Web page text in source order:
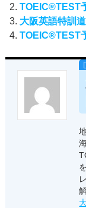
TOEIC®TEST
大阪英語特訓
TOEIC®TEST